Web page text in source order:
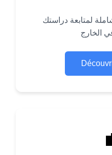
لمتابعة دراستك